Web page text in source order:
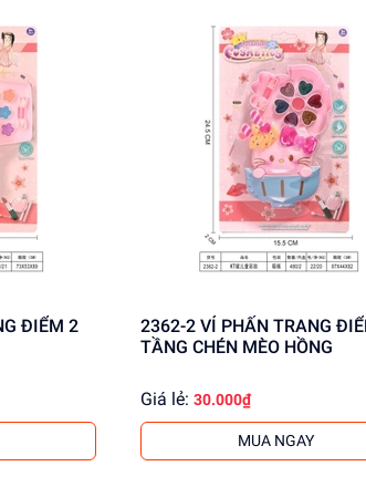
2362-2 VỈ PHẤN TRANG ĐIỂM 1
TẦNG CHÉN MÈO HỒNG
Giá lẻ: 30.000₫
MUA NGAY